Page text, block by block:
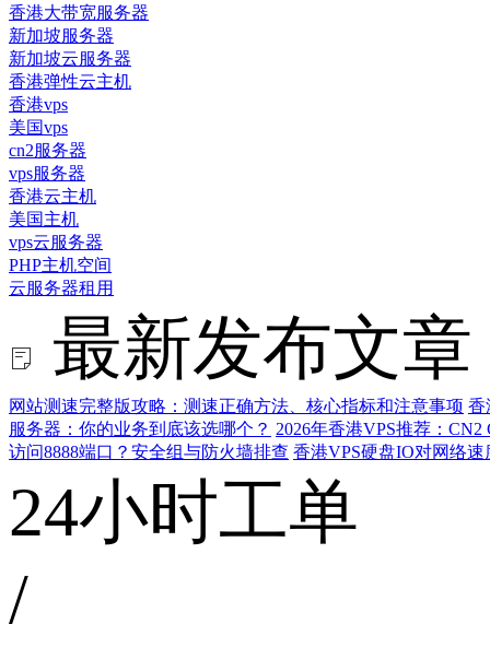
香港大带宽服务器
新加坡服务器
新加坡云服务器
香港弹性云主机
香港vps
美国vps
cn2服务器
vps服务器
香港云主机
美国主机
vps云服务器
PHP主机空间
云服务器租用
最新发布文章
网站测速完整版攻略：测速正确方法、核心指标和注意事项 香
服务器：你的业务到底该选哪个？ 2026年香港VPS推荐：
访问8888端口？安全组与防火墙排查 香港VPS硬盘IO对网络
24小时工单
/